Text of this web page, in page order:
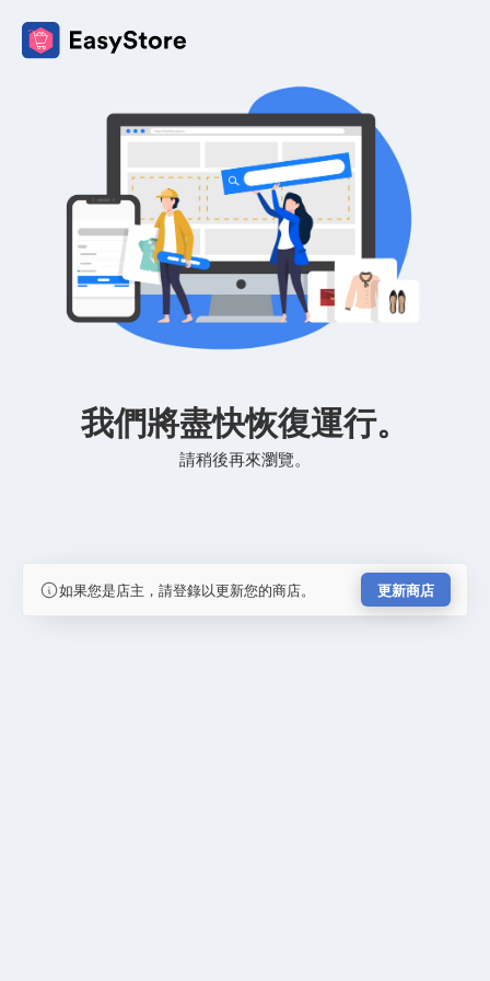
我們將盡快恢復運行。
請稍後再來瀏覽。
如果您是店主，請登錄以更新您的商店。 更新商店